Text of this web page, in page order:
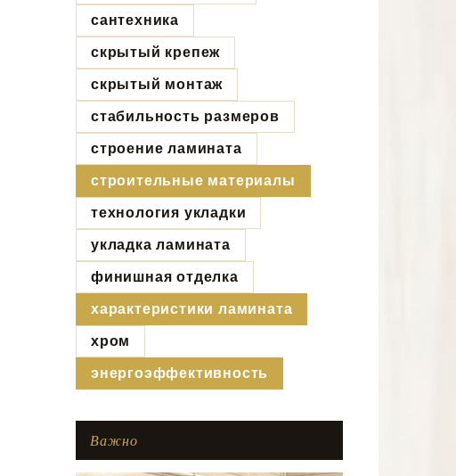
сантехника
скрытый крепеж
скрытый монтаж
стабильность размеров
строение ламината
строительные материалы
технология укладки
укладка ламината
финишная отделка
характеристики ламината
хром
энергоэффективность
Важно